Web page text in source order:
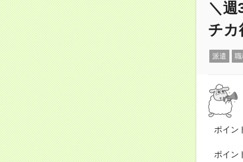
＼
チカ
派遣 職
ポイン
ポイン